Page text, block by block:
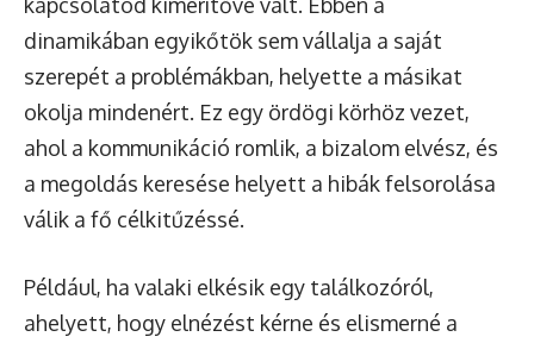
dinamikában egyikőtök sem vállalja a saját
szerepét a problémákban, helyette a másikat
okolja mindenért. Ez egy ördögi körhöz vezet,
ahol a kommunikáció romlik, a bizalom elvész, és
a megoldás keresése helyett a hibák felsorolása
válik a fő célkitűzéssé.
Például, ha valaki elkésik egy találkozóról,
ahelyett, hogy elnézést kérne és elismerné a